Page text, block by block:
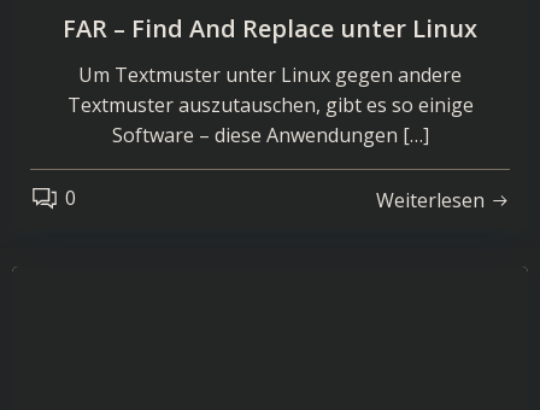
FAR – Find And Replace unter Linux
Um Textmuster unter Linux gegen andere
Textmuster auszutauschen, gibt es so einige
Software – diese Anwendungen […]
0 Weiterlesen